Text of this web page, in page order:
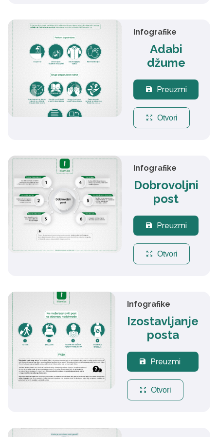
Infografike
Adabi
džume
save Preuzmi
zoom_out_map Otvori
Infografike
Dobrovoljni
post
save Preuzmi
zoom_out_map Otvori
Infografike
Izostavljanje
posta
save Preuzmi
zoom_out_map Otvori